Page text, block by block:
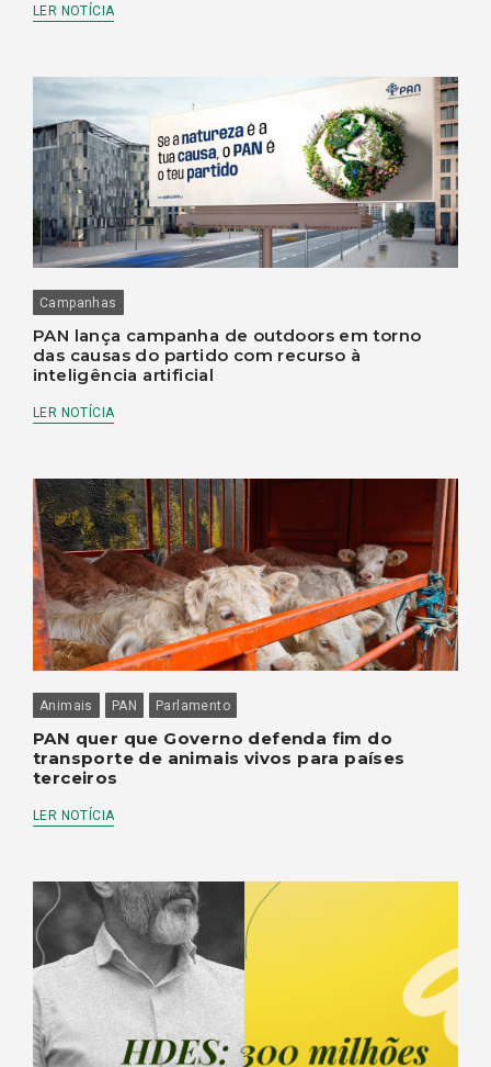
LER NOTÍCIA
Campanhas
PAN lança campanha de outdoors em torno
das causas do partido com recurso à
inteligência artificial
LER NOTÍCIA
Animais PAN Parlamento
PAN quer que Governo defenda fim do
transporte de animais vivos para países
terceiros
LER NOTÍCIA